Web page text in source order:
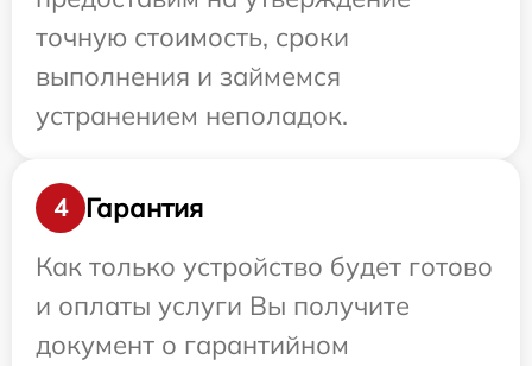
точную стоимость, сроки
выполнения и займемся
устранением неполадок.
4
Гарантия
Как только устройство будет готово
и оплаты услуги Вы получите
документ о гарантийном